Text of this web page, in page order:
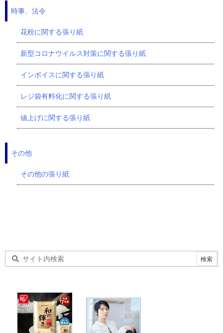
時事、法令
花粉に関する張り紙
新型コロナウイルス対策に関する張り紙
インボイスに関する張り紙
レジ袋有料化に関する張り紙
値上げに関する張り紙
その他
その他の張り紙